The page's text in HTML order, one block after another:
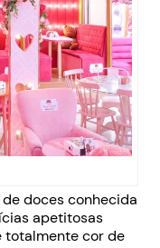
de doces conhecida
apetitosas
totalmente cor de